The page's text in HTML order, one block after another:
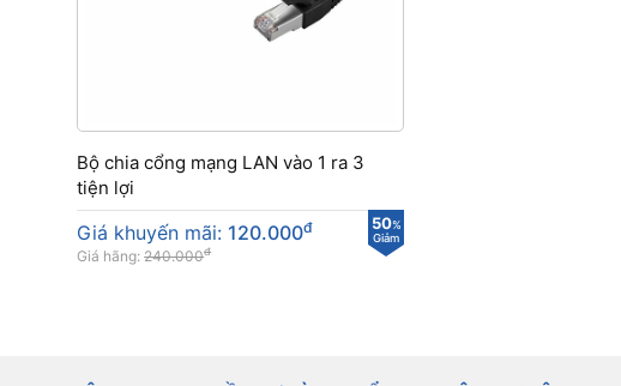
Bộ chia cổng mạng LAN vào 1 ra 3
tiện lợi
50%
Giảm
Giá khuyến mãi: 120.000đ
Giá hãng:240.000đ